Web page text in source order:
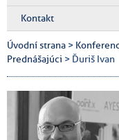
Kontakt
Úvodní strana >
Prednášajúci > Ďuriš Ivan